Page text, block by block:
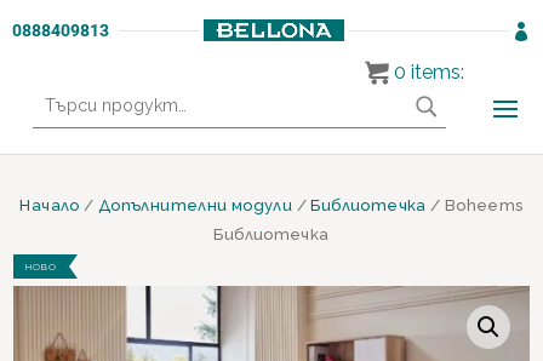
0888409813 
за:
Начало / Допълнителни модули /Библиотечка / Boheems
Библиотечка
НОВО
0 items: